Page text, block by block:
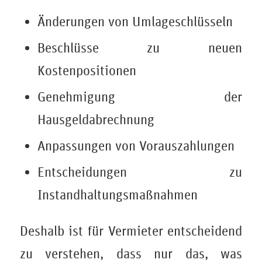
Änderungen von Umlageschlüsseln
Beschlüsse zu neuen
Kostenpositionen
Genehmigung der
Hausgeldabrechnung
Anpassungen von Vorauszahlungen
Entscheidungen zu
Instandhaltungsmaßnahmen
Deshalb ist für Vermieter entscheidend
zu verstehen, dass nur das, was